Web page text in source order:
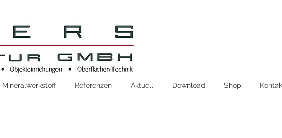
Mineralwerkstoff Referenzen Aktuell Download Shop